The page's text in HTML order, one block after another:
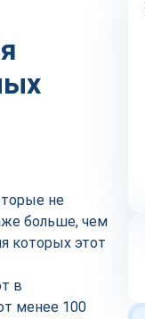
не
больше, чем
которых этот
в
менее 100